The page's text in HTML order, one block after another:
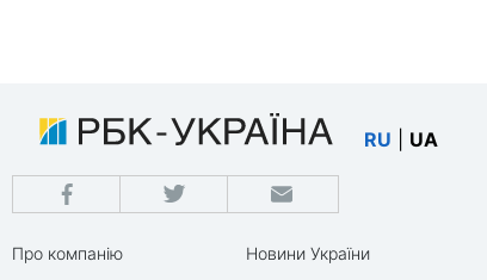
RU UA
Про компанію
Новини України